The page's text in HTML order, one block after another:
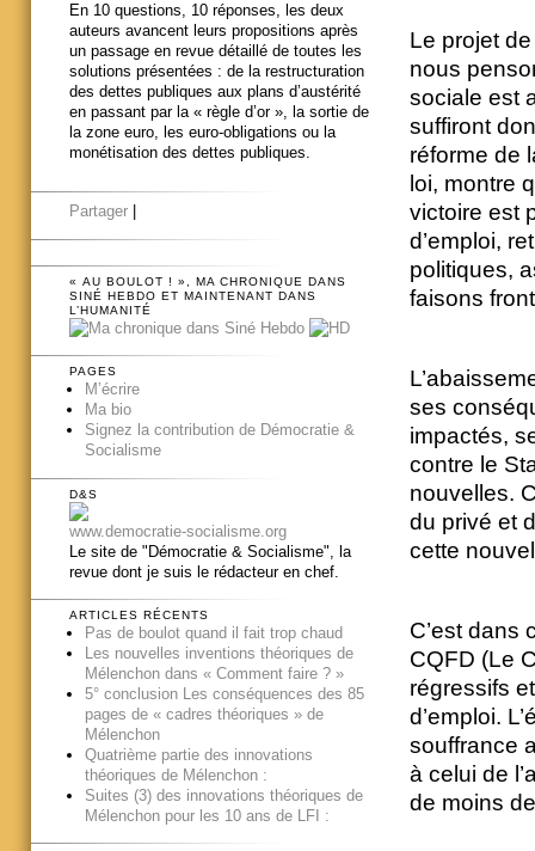
Le projet
nous
sociale est
suffiront
réforme de
loi, montre
victoire est
d’emploi,
politiques,
faisons
ses
impactés,
contre le
nouvelles.
du privé et
cette
C’est dans
CQFD (Le
régressifs
d’emploi.
souffrance
à celui de
de moins
En 10 questions, 10 réponses, les deux
auteurs avancent leurs propositions après
un passage en revue détaillé de toutes les
solutions présentées : de la restructuration
des dettes publiques aux plans d’austérité
en passant par la « règle d’or », la sortie de
la zone euro, les euro-obligations ou la
monétisation des dettes publiques.
Partager
« AU BOULOT ! », MA CHRONIQUE DANS
SINÉ HEBDO ET MAINTENANT DANS
L’HUMANITÉ
PAGES
M’écrire
Ma bio
Signez la contribution de Démocratie &
Socialisme
D&S
www.democratie-socialisme.org
Le site de "Démocratie & Socialisme", la
revue dont je suis le rédacteur en chef.
ARTICLES RÉCENTS
Pas de boulot quand il fait trop chaud
Les nouvelles inventions théoriques de
Mélenchon dans « Comment faire ? »
5° conclusion Les conséquences des 85
pages de « cadres théoriques » de
Mélenchon
Quatrième partie des innovations
théoriques de Mélenchon :
Suites (3) des innovations théoriques de
Mélenchon pour les 10 ans de LFI :